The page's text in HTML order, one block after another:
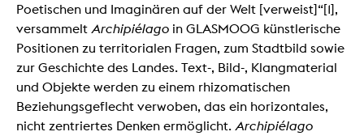
Poetischen und Imaginären auf der Welt [verweist]“[1],
versammelt Archipiélago in GLASMOOG künstlerische
Positionen zu territorialen Fragen, zum Stadtbild sowie
zur Geschichte des Landes. Text-, Bild-, Klangmaterial
und Objekte werden zu einem rhizomatischen
Beziehungsgeflecht verwoben, das ein horizontales,
nicht zentriertes Denken ermöglicht. Archipiélago